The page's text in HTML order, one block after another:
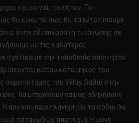
και αν ναι, που ήταν. Το
θα είναι το πώς θα τα εντοπίσουμε
στην αδιαπέραστη τιτάνωσης σε
με τις καλύτερες
σχετικά με την τοποθεσία όπου ήταν
κάπου κατά μήκος του
παραπόταμος του Viliuy, βαθιά στην
θα μπορέσουν να μας οδηγήσουν
Η άσκοπη περιπλάνηση με τα πόδια θα
μια παταγωδώς αποτυχία. Η μόνη